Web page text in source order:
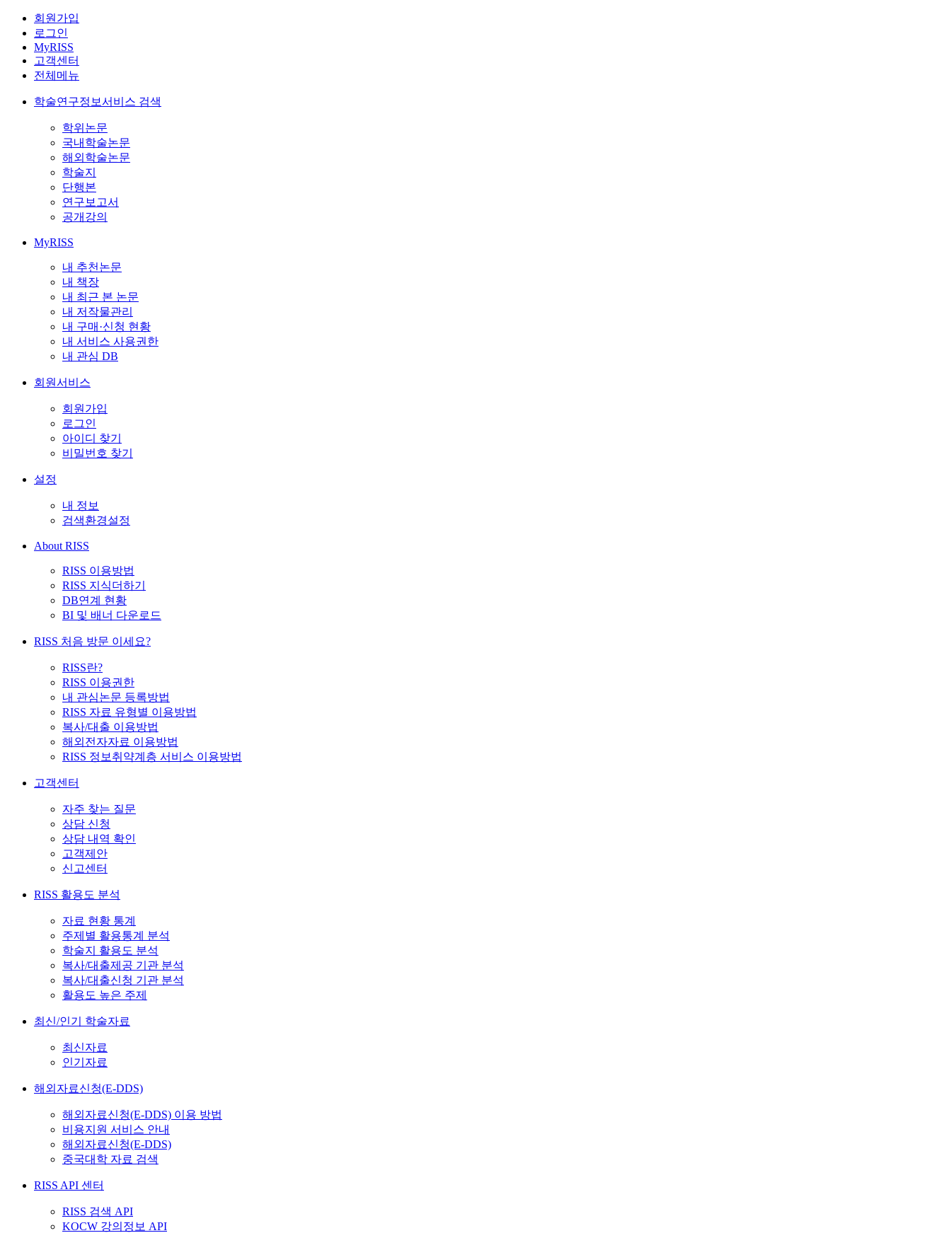
회원가입
로그인
MyRISS
고객센터
전체메뉴
학술연구정보서비스 검색
학위논문
국내학술논문
해외학술논문
학술지
단행본
연구보고서
공개강의
MyRISS
내 추천논문
내 책장
내 최근 본 논문
내 저작물관리
내 구매·신청 현황
내 서비스 사용권한
내 관심 DB
회원서비스
회원가입
로그인
아이디 찾기
비밀번호 찾기
설정
내 정보
검색환경설정
About RISS
RISS 이용방법
RISS 지식더하기
DB연계 현황
BI 및 배너 다운로드
RISS 처음 방문 이세요?
RISS란?
RISS 이용권한
내 관심논문 등록방법
RISS 자료 유형별 이용방법
복사/대출 이용방법
해외전자자료 이용방법
RISS 정보취약계층 서비스 이용방법
고객센터
자주 찾는 질문
상담 신청
상담 내역 확인
고객제안
신고센터
RISS 활용도 분석
자료 현황 통계
주제별 활용통계 분석
학술지 활용도 분석
복사/대출제공 기관 분석
복사/대출신청 기관 분석
활용도 높은 주제
최신/인기 학술자료
최신자료
인기자료
해외자료신청(E-DDS)
해외자료신청(E-DDS) 이용 방법
비용지원 서비스 안내
해외자료신청(E-DDS)
중국대학 자료 검색
RISS API 센터
RISS 검색 API
KOCW 강의정보 API